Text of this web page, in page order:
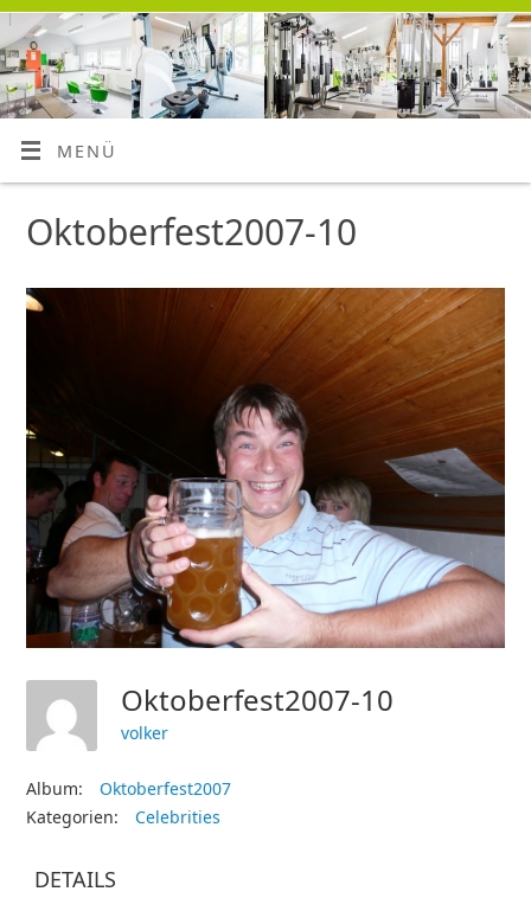
MENÜ
Oktoberfest2007-10
Oktoberfest2007-10
volker
Album:
Oktoberfest2007
Kategorien:
Celebrities
DETAILS